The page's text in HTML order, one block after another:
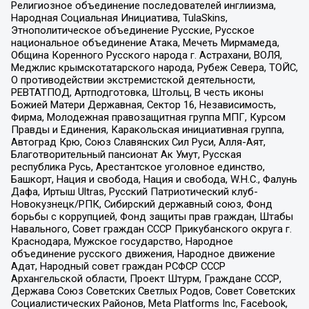
Религиозное объединение последователей инглиизма,
Народная Социальная Инициатива, TulaSkins,
Этнополитическое объединение Русские, Русское
национальное объединение Атака, Мечеть Мирмамеда,
Община Коренного Русского народа г. Астрахани, ВОЛЯ,
Меджлис крымскотатарского народа, Рубеж Севера, ТОЙС,
О противодействии экстремистской деятельности,
РЕВТАТПОД, Артподготовка, Штольц, В честь иконы
Божией Матери Державная, Сектор 16, Независимость,
Фирма, Молодежная правозащитная группа МПГ, Курсом
Правды и Единения, Каракольская инициативная группа,
Автоград Крю, Союз Славянских Сил Руси, Алля-Аят,
Благотворительный пансионат Ак Умут, Русская
республика Русь, Арестантское уголовное единство,
Башкорт, Нация и свобода, Нация и свобода, W.H.С., Фалунь
Дафа, Иртыш Ultras, Русский Патриотический клуб-
Новокузнецк/РПК, Сибирский державный союз, Фонд
борьбы с коррупцией, Фонд защиты прав граждан, Штабы
Навального, Совет граждан СССР Прикубанского округа г.
Краснодара, Мужское государство, Народное
объединение русского движения, Народное движение
Адат, Народный совет граждан РСФСР СССР
Архангельской области, Проект Штурм, Граждане СССР,
Держава Союз Советских Светлых Родов, Совет Советских
Социалистических Районов, Meta Platforms Inc, Facebook,